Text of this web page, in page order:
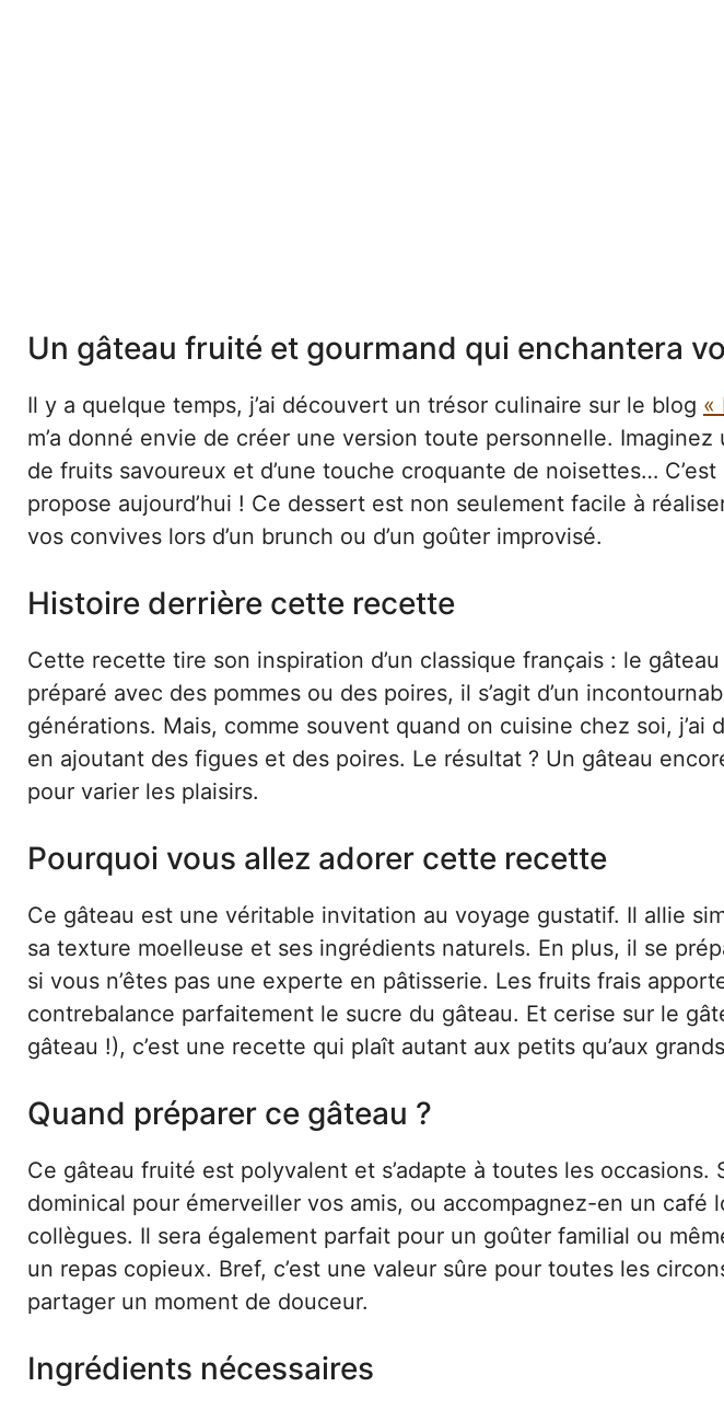
Un gâteau fruité et gourmand qui enchantera
Il y a quelque temps, j’ai découvert un trésor culinaire sur le blog «
m’a donné envie de créer une version toute personnelle.
de fruits savoureux et d’une touche croquante de noisettes…
propose aujourd’hui ! Ce dessert est non seulement facile à
vos convives lors d’un brunch ou d’un goûter improvisé.
Histoire derrière cette recette
Cette recette tire son inspiration d’un classique français : le
préparé avec des pommes ou des poires, il s’agit d’un
générations. Mais, comme souvent quand on cuisine chez soi, j’ai
en ajoutant des figues et des poires. Le résultat ? Un gâteau
pour varier les plaisirs.
Pourquoi vous allez adorer cette recette
Ce gâteau est une véritable invitation au voyage gustatif. Il allie
sa texture moelleuse et ses ingrédients naturels. En plus, il se
si vous n’êtes pas une experte en pâtisserie. Les fruits frais
contrebalance parfaitement le sucre du gâteau. Et cerise sur le
gâteau !), c’est une recette qui plaît autant aux petits qu’aux
Quand préparer ce gâteau ?
Ce gâteau fruité est polyvalent et s’adapte à toutes les occasions.
dominical pour émerveiller vos amis, ou accompagnez-en un café
collègues. Il sera également parfait pour un goûter familial ou
un repas copieux. Bref, c’est une valeur sûre pour toutes les
partager un moment de douceur.
Ingrédients nécessaires